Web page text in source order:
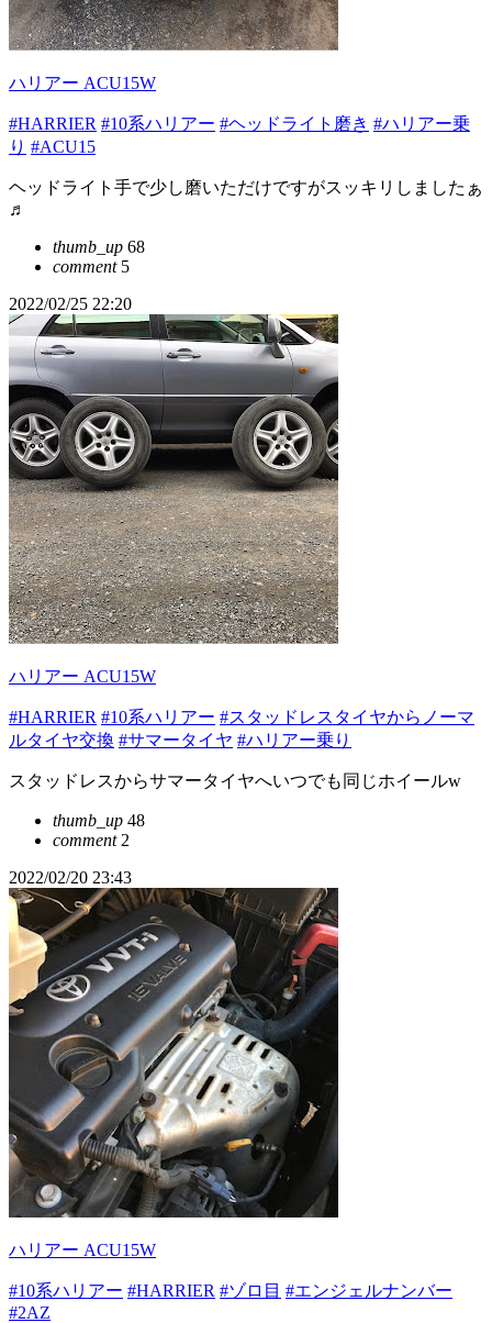
ハリアー ACU15W
#HARRIER #10系ハリアー #ヘッドライト磨き #ハリアー乗
り #ACU15
ヘッドライト手で少し磨いただけですがスッキリしましたぁ
♬
thumb_up 68
comment5
2022/02/25 22:20
ハリアー ACU15W
#HARRIER #10系ハリアー #スタッドレスタイヤからノーマ
ルタイヤ交換 #サマータイヤ #ハリアー乗り
スタッドレスからサマータイヤへいつでも同じホイールw
thumb_up 48
comment2
2022/02/20 23:43
ハリアー ACU15W
#10系ハリアー #HARRIER #ゾロ目 #エンジェルナンバー
#2AZ